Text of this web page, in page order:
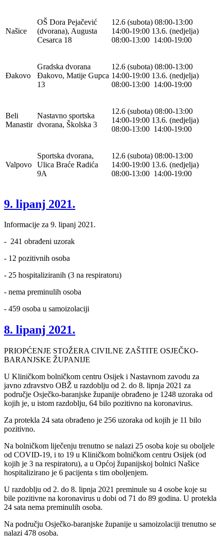
Našice
OŠ Dora Pejačević
(dvorana), Augusta
Cesarca 18
12.6 (subota) 08:00-13:00
14:00-19:00 13.6. (nedjelja)
08:00-13:00 14:00-19:00
Đakovo
Gradska dvorana
Đakovo, Matije Gupca
13
12.6 (subota) 08:00-13:00
14:00-19:00 13.6. (nedjelja)
08:00-13:00 14:00-19:00
Beli
Manastir
Nastavno sportska
dvorana, Školska 3
12.6 (subota) 08:00-13:00
14:00-19:00 13.6. (nedjelja)
08:00-13:00 14:00-19:00
Valpovo
Sportska dvorana,
Ulica Braće Radića
9A
12.6 (subota) 08:00-13:00
14:00-19:00 13.6. (nedjelja)
08:00-13:00 14:00-19:00
9. lipanj 2021.
Informacije za 9. lipanj 2021.
- 241 obrađeni uzorak
- 12 pozitivnih osoba
- 25 hospitaliziranih (3 na respiratoru)
- nema preminulih osoba
- 459 osoba u samoizolaciji
8. lipanj 2021.
PRIOPĆENJE STOŽERA CIVILNE ZAŠTITE OSJEČKO-
BARANJSKE ŽUPANIJE
U Kliničkom bolničkom centru Osijek i Nastavnom zavodu za
javno zdravstvo OBŽ u razdoblju od 2. do 8. lipnja 2021 za
područje Osječko-baranjske županije obrađeno je 1248 uzoraka od
kojih je, u istom razdoblju, 64 bilo pozitivno na koronavirus.
Za protekla 24 sata obrađeno je 256 uzoraka od kojih je 11 bilo
pozitivno.
Na bolničkom liječenju trenutno se nalazi 25 osoba koje su oboljele
od COVID-19, i to 19 u Kliničkom bolničkom centru Osijek (od
kojih je 3 na respiratoru), a u Općoj županijskoj bolnici Našice
hospitalizirano je 6 pacijenta s tim oboljenjem.
U razdoblju od 2. do 8. lipnja 2021 preminule su 4 osobe koje su
bile pozitivne na koronavirus u dobi od 71 do 89 godina. U protekla
24 sata nema preminulih osoba.
Na području Osječko-baranjske županije u samoizolaciji trenutno se
nalazi 478 osoba.